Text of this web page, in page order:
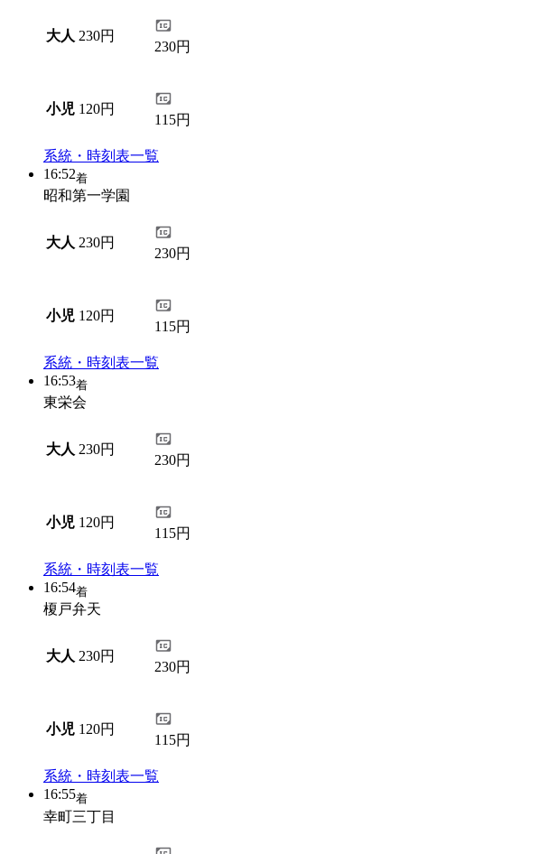
大人 230円
230円
小児 120円
115円
系統・時刻表一覧
16:52着
昭和第一学園
大人 230円
230円
小児 120円
115円
系統・時刻表一覧
16:53着
東栄会
大人 230円
230円
小児 120円
115円
系統・時刻表一覧
16:54着
榎戸弁天
大人 230円
230円
小児 120円
115円
系統・時刻表一覧
16:55着
幸町三丁目